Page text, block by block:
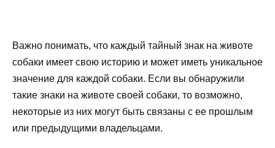
Важно понимать, что каждый тайный знак на животе
собаки имеет свою историю и может иметь уникальное
значение для каждой собаки. Если вы обнаружили
такие знаки на животе своей собаки, то возможно,
некоторые из них могут быть связаны с ее прошлым
или предыдущими владельцами.